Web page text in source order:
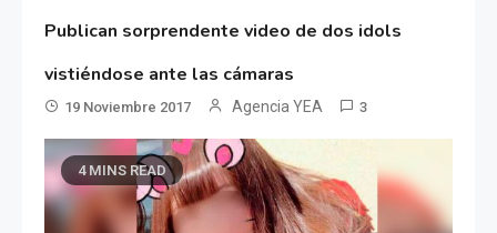
Publican sorprendente video de dos idols
vistiéndose ante las cámaras
19 Noviembre 2017 Agencia YEA 3
4 MINS READ